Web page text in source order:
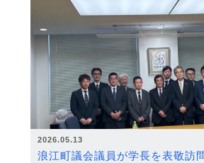
2026.05.13
浪江町議会議員が学長を表敬訪